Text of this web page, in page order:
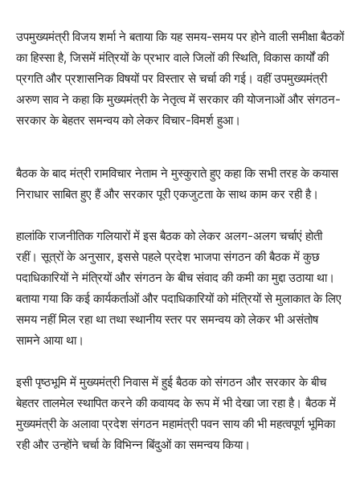
उपमुख्यमंत्री विजय शर्मा ने बताया कि यह समय-समय पर होने वाली समीक्षा बैठकों
का हिस्सा है, जिसमें मंत्रियों के प्रभार वाले जिलों की स्थिति, विकास कार्यों की
प्रगति और प्रशासनिक विषयों पर विस्तार से चर्चा की गई। वहीं उपमुख्यमंत्री
अरुण साव ने कहा कि मुख्यमंत्री के नेतृत्व में सरकार की योजनाओं और संगठन-
सरकार के बेहतर समन्वय को लेकर विचार-विमर्श हुआ।
बैठक के बाद मंत्री रामविचार नेताम ने मुस्कुराते हुए कहा कि सभी तरह के कयास
निराधार साबित हुए हैं और सरकार पूरी एकजुटता के साथ काम कर रही है।
हालांकि राजनीतिक गलियारों में इस बैठक को लेकर अलग-अलग चर्चाएं होती
रहीं। सूत्रों के अनुसार, इससे पहले प्रदेश भाजपा संगठन की बैठक में कुछ
पदाधिकारियों ने मंत्रियों और संगठन के बीच संवाद की कमी का मुद्दा उठाया था।
बताया गया कि कई कार्यकर्ताओं और पदाधिकारियों को मंत्रियों से मुलाकात के लिए
समय नहीं मिल रहा था तथा स्थानीय स्तर पर समन्वय को लेकर भी असंतोष
सामने आया था।
इसी पृष्ठभूमि में मुख्यमंत्री निवास में हुई बैठक को संगठन और सरकार के बीच
बेहतर तालमेल स्थापित करने की कवायद के रूप में भी देखा जा रहा है। बैठक में
मुख्यमंत्री के अलावा प्रदेश संगठन महामंत्री पवन साय की भी महत्वपूर्ण भूमिका
रही और उन्होंने चर्चा के विभिन्न बिंदुओं का समन्वय किया।